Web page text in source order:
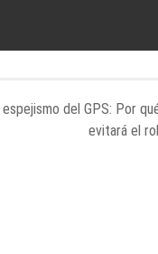
espejismo del GPS: Por
evitará el